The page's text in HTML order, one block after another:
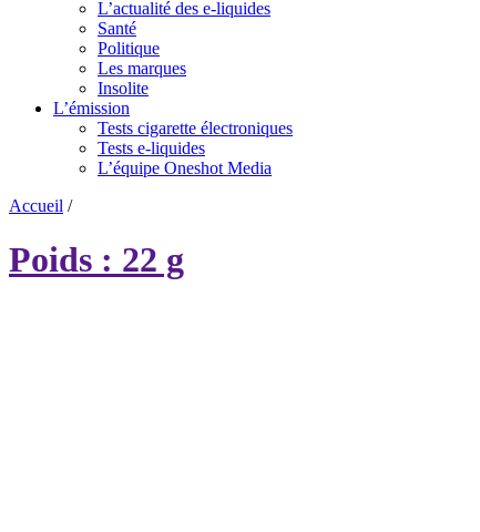
L’actualité des e-liquides
Santé
Politique
Les marques
Insolite
L’émission
Tests cigarette électroniques
Tests e-liquides
L’équipe Oneshot Media
Accueil /
Poids : 22 g